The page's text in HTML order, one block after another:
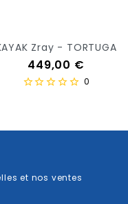
Zray - TORTUGA
Prix
449,00 €
0
et nos ventes